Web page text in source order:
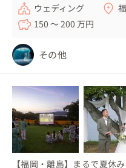
ウェディング
150 〜 200 万円
その他
【福岡・離島】まるで夏休